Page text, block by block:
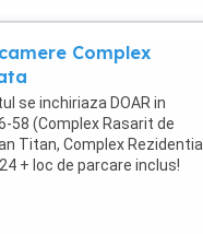
Complex
se inchiriaza DOAR in
58 (Complex Rasarit de
Titan, Complex Rezidential
+ loc de parcare inclus!